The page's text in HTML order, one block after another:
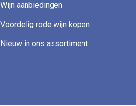
Wijn aanbiedingen
Voordelig rode wijn kopen
Nieuw in ons assortiment